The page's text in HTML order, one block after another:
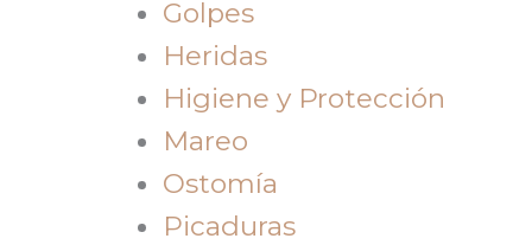
Golpes
Heridas
Higiene y Protección
Mareo
Ostomía
Picaduras